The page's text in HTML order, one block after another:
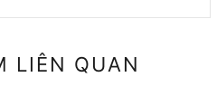
LIÊN QUAN